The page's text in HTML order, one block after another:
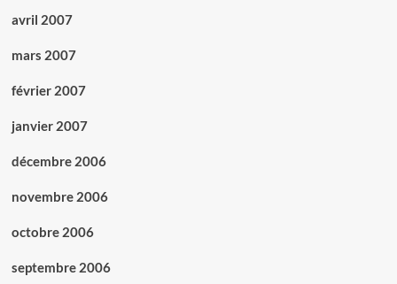
avril 2007
mars 2007
février 2007
janvier 2007
décembre 2006
novembre 2006
octobre 2006
septembre 2006